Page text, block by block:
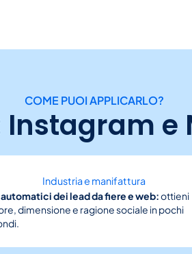
COME PUOI APPLICARLO?
Instagram e
Industria e manifattura
dei lead da fiere e web:ottieni
dimensione e ragione sociale in pochi